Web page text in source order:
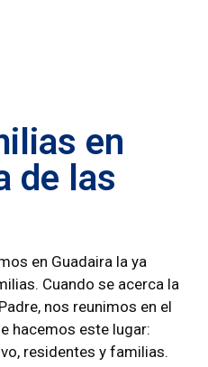
en
de las
en Guadaira la ya
Cuando se acerca la
nos reunimos en el
hacemos este lugar:
residentes y familias.